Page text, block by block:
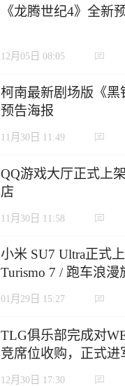
《龙腾世纪4》全新
12月05日 08:05
柯南最新剧场版《黑
预告海报
11月30日 11:49
QQ游戏大厅正式上
店
11月30日 11:58
小米 SU7 Ultra正式
Turismo 7 / 跑车浪漫
01月29日 15:27
TLG俱乐部完成对
竞席位收购，正式进
12月30日 17:30